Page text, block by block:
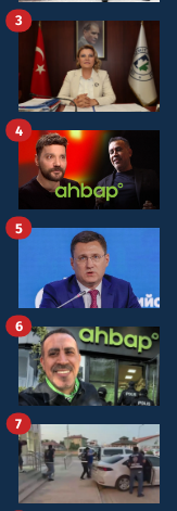
3
4
5
6
7